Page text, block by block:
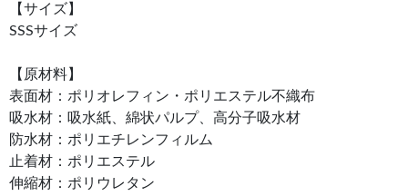
【サイズ】
SSSサイズ
【原材料】
表面材：ポリオレフィン・ポリエステル不織布
吸水材：吸水紙、綿状パルプ、高分子吸水材
防水材：ポリエチレンフィルム
止着材：ポリエステル
伸縮材：ポリウレタン